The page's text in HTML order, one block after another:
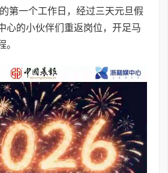
第一个工作日，经过三天元旦假
心的小伙伴们重返岗位，开足马
。